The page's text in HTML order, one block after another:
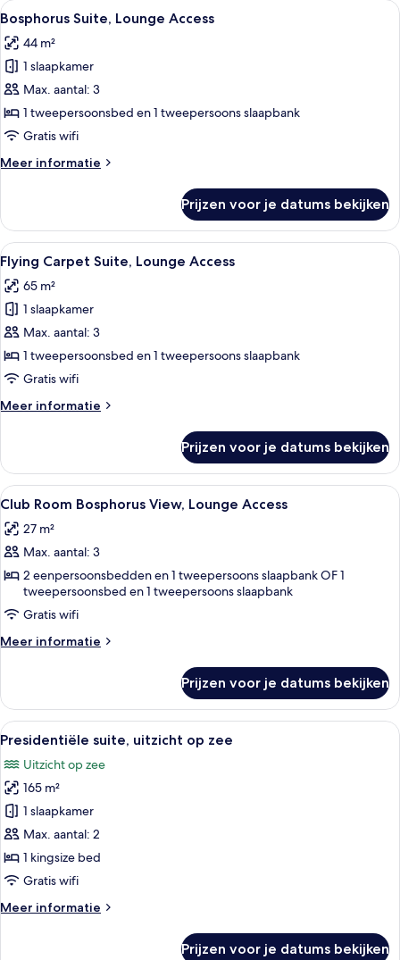
Access
Alle
foto's
voor
Bosphorus
Suite,
Lounge
Access
Een moderne hotelkamer met een
8
Bosphorus Suite, Lounge Access
44 m²
1 slaapkamer
Max. aantal: 3
1 tweepersoonsbed en 1 tweepersoons slaapbank
Gratis wifi
Meer informatie
Meer
Suite,
Lounge
Access
Prijzen voor je datums bekijken
Alle
foto's
voor
Flying
Carpet
Suite,
Lounge
laden
Een hotelkamer met een bed, een
8
Flying Carpet Suite, Lounge Access
65 m²
1 slaapkamer
Max. aantal: 3
1 tweepersoonsbed en 1 tweepersoons slaapbank
Gratis wifi
Meer informatie
Meer
Carpet
Suite,
Lounge
Prijzen voor je datums bekijken
Alle
foto's
voor
Club
Room
Bosphorus
View,
Lounge
Hotelkamer met een bed, bureau
10
Club Room Bosphorus View, Lounge Access
27 m²
Max. aantal: 3
2 eenpersoonsbedden en 1 tweepersoons slaapbank OF 1
tweepersoonsbed en 1 tweepersoons slaapbank
Gratis wifi
Meer informatie
Meer
Room
Bosphorus
View,
Access
Prijzen voor je datums bekijken
Alle
foto's
voor
Presidentiële
suite,
uitzicht
op
zee
Een moderne hotelkamer met een
4
Presidentiële suite, uitzicht op zee
Uitzicht op zee
165 m²
1 slaapkamer
Max. aantal: 2
1 kingsize bed
Gratis wifi
Meer informatie
Meer
Prijzen voor je datums bekijken